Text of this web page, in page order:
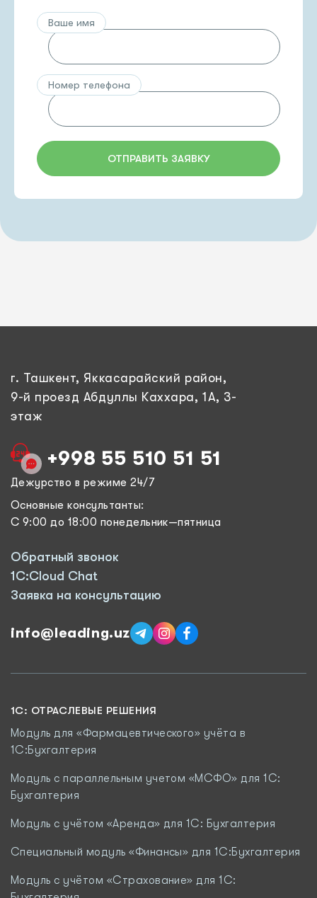
Ваше имя
Номер телефона
ОТПРАВИТЬ ЗАЯВКУ
г. Ташкент, Яккасарайский район,
9-й проезд Абдуллы Каххара, 1А, 3-
этаж
+998 55 510 51 51
Дежурство в режиме 24/7
Основные консультанты:
С 9:00 до 18:00 понедельник—пятница
Обратный звонок
1C:Cloud Chat
Заявка на консультацию
info@leading.uz
1C: ОТРАСЛЕВЫЕ РЕШЕНИЯ
Модуль для «Фармацевтического» учёта в
1С:Бухгалтерия
Модуль с параллельным учетом «МСФО» для 1С:
Бухгалтерия
Модуль с учётом «Аренда» для 1С: Бухгалтерия
Специальный модуль «Финансы» для 1С:Бухгалтерия
Модуль c учётом «Страхование» для 1С: